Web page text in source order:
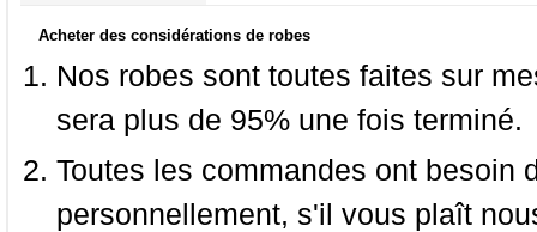
Acheter des considérations de robes
Nos robes sont toutes faites sur
sera plus de 95% une fois terminé.
Toutes les commandes ont besoin
personnellement, s'il vous plaît